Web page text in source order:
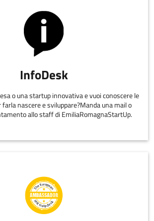
InfoDesk
o una startup innovativa e vuoi conoscere le
nascere e sviluppare?Manda una mail o
allo staff di EmiliaRomagnaStartUp.